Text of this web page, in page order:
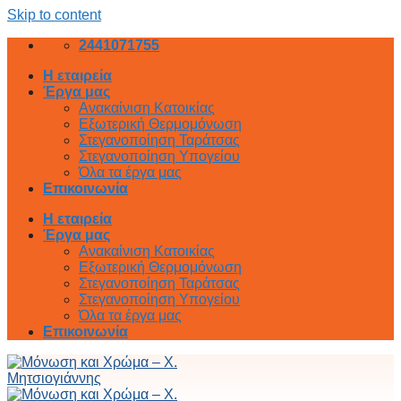
Skip to content
2441071755
Η εταιρεία
Έργα μας
Ανακαίνιση Κατοικίας
Εξωτερική Θερμομόνωση
Στεγανοποίηση Ταράτσας
Στεγανοποίηση Υπογείου
Όλα τα έργα μας
Επικοινωνία
Η εταιρεία
Έργα μας
Ανακαίνιση Κατοικίας
Εξωτερική Θερμομόνωση
Στεγανοποίηση Ταράτσας
Στεγανοποίηση Υπογείου
Όλα τα έργα μας
Επικοινωνία